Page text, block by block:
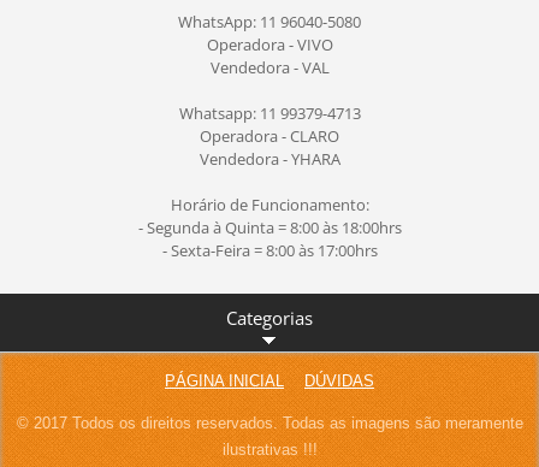
WhatsApp: 11 96040-5080
Operadora - VIVO
Vendedora - VAL
Whatsapp: 11 99379-4713
Operadora - CLARO
Vendedora - YHARA
Horário de Funcionamento:
- Segunda à Quinta = 8:00 às 18:00hrs
- Sexta-Feira = 8:00 às 17:00hrs
Categorias
PÁGINA INICIAL DÚVIDAS
© 2017 Todos os direitos reservados. Todas as imagens são meramente
ilustrativas !!!